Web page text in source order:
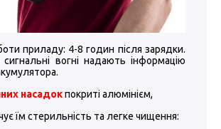
приладу: 4-8 годин після зарядки.
сигнальні вогні надають інформацію
насадокпокриті алюмінієм,
їм стерильність та легке чищення: